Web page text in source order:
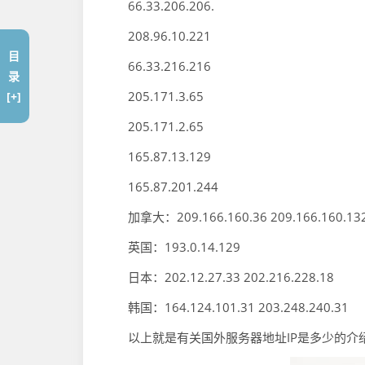
66.33.206.206.
208.96.10.221
66.33.216.216
205.171.3.65
205.171.2.65
165.87.13.129
165.87.201.244
加拿大：209.166.160.36
英国：193.0.14.129
日本：202.12.27.33 202.216.228.18
韩国：164.124.101.31 203.248.240.31
以上就是有关国外服务器地址IP是多少的介
目
录
[+]